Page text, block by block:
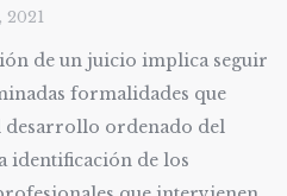
de un juicio implica seguir
formalidades que
desarrollo ordenado del
identificación de los